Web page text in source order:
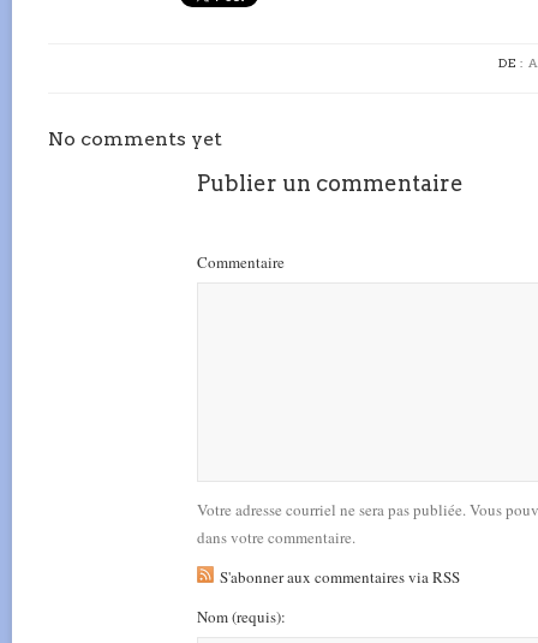
DE :
No comments yet
Publier un commentaire
Commentaire
Votre adresse courriel ne sera pas publiée. Vous
dans votre commentaire.
S'abonner aux commentaires via RSS
Nom(requis):